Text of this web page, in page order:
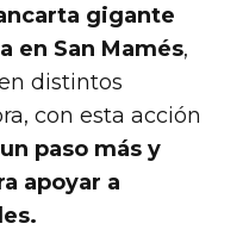
gigante
en San Mamés,
distintos
con esta acción
paso más y
apoyar a